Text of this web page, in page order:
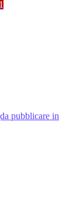
1
pubblicare in